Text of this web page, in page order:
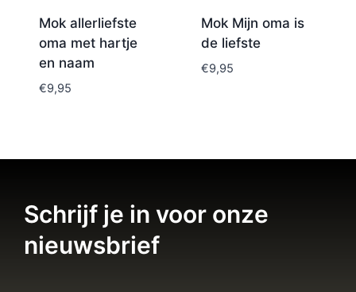
Mok allerliefste
oma met hartje
en naam
€9,95
Mok Mijn oma is
de liefste
€9,95
Schrijf je in voor onze
nieuwsbrief